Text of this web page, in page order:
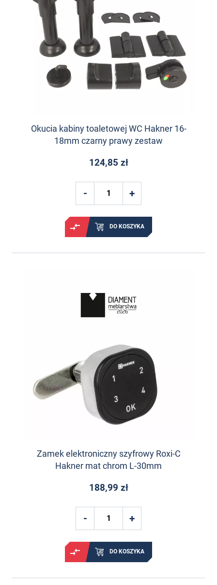
Okucia kabiny toaletowej WC Hakner 16-
18mm czarny prawy zestaw
124,85 zł
DO KOSZYKA
Zamek elektroniczny szyfrowy Roxi-C
Hakner mat chrom L-30mm
188,99 zł
DO KOSZYKA